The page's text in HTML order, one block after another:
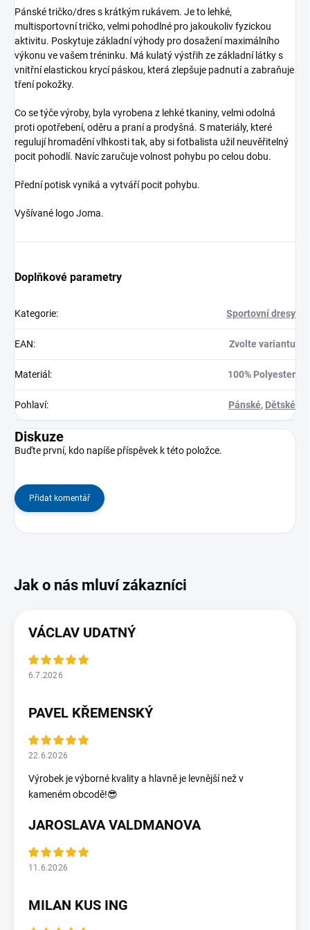
Pánské tričko/dres s krátkým rukávem. Je to lehké,
multisportovní tričko, velmi pohodlné pro jakoukoliv fyzickou
aktivitu. Poskytuje základní výhody pro dosažení maximálního
výkonu ve vašem tréninku. Má kulatý výstřih ze základní látky s
vnitřní elastickou krycí páskou, která zlepšuje padnutí a zabraňuje
tření pokožky.
Co se týče výroby, byla vyrobena z lehké tkaniny, velmi odolná
proti opotřebení, oděru a praní a prodyšná. S materiály, které
regulují hromadění vlhkosti tak, aby si fotbalista užil neuvěřitelný
pocit pohodlí. Navíc zaručuje volnost pohybu po celou dobu.
Přední potisk vyniká a vytváří pocit pohybu.
Vyšívané logo Joma.
Doplňkové parametry
Kategorie: Sportovní dresy
EAN: Zvolte variantu
Materiál : 100% Polyester
Pohlaví: Pánské, Dětské
Diskuze
Buďte první, kdo napíše příspěvek k této položce.
Přidat komentář
VÁCLAV UDATNÝ
6.7.2026
PAVEL KŘEMENSKÝ
22.6.2026
Výrobek je výborné kvality a hlavně je levnější než v
kameném obcodě!😎
JAROSLAVA VALDMANOVA
11.6.2026
MILAN KUS ING